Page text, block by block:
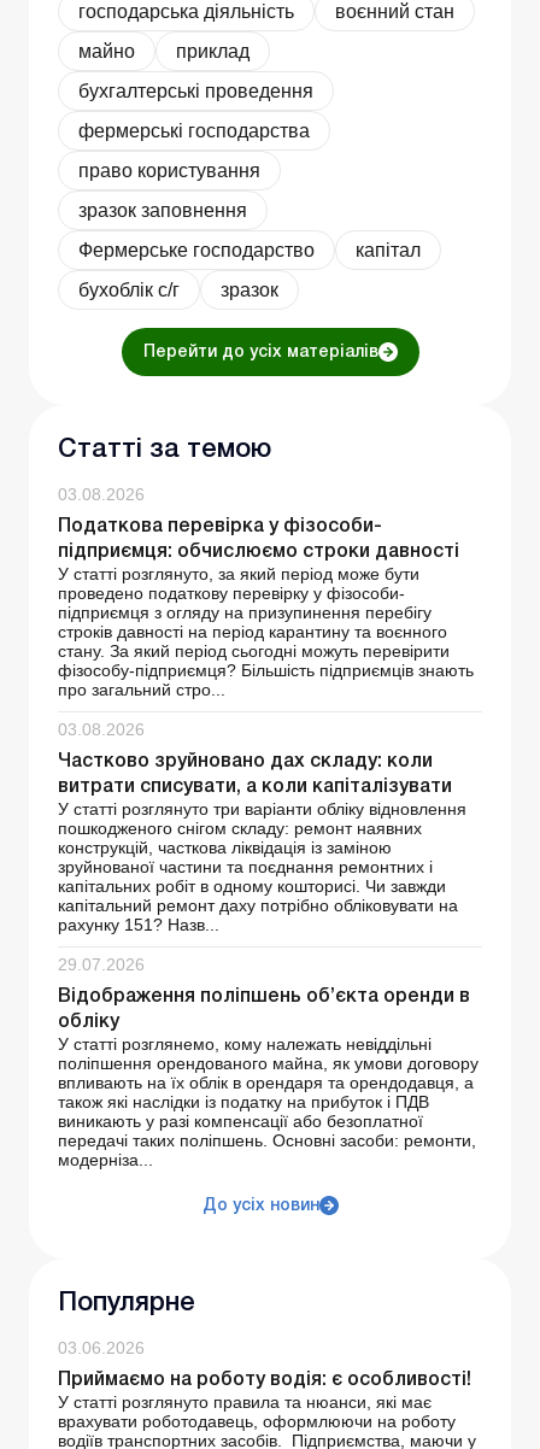
господарська діяльність
воєнний стан
майно
приклад
бухгалтерські проведення
фермерські господарства
право користування
зразок заповнення
Фермерське господарство
капітал
бухоблік с/г
зразок
Перейти до усіх матеріалів
Статті за темою
03.08.2026
Податкова перевірка у фізособи-
підприємця: обчислюємо строки давності
У статті розглянуто, за який період може бути
проведено податкову перевірку у фізособи-
підприємця з огляду на призупинення перебігу
строків давності на період карантину та воєнного
стану. За який період сьогодні можуть перевірити
фізособу-підприємця? Більшість підприємців знають
про загальний стро...
03.08.2026
Частково зруйновано дах складу: коли
витрати списувати, а коли капіталізувати
У статті розглянуто три варіанти обліку відновлення
пошкодженого снігом складу: ремонт наявних
конструкцій, часткова ліквідація із заміною
зруйнованої частини та поєднання ремонтних і
капітальних робіт в одному кошторисі. Чи завжди
капітальний ремонт даху потрібно обліковувати на
рахунку 151? Назв...
29.07.2026
Відображення поліпшень об’єкта оренди в
обліку
У статті розглянемо, кому належать невіддільні
поліпшення орендованого майна, як умови договору
впливають на їх облік в орендаря та орендодавця, а
також які наслідки із податку на прибуток і ПДВ
виникають у разі компенсації або безоплатної
передачі таких поліпшень. Основні засоби: ремонти,
модерніза...
До усіх новин
Популярне
03.06.2026
Приймаємо на роботу водія: є особливості!
У статті розглянуто правила та нюанси, які має
врахувати роботодавець, оформлюючи на роботу
водіїв транспортних засобів. Підприємства, маючи у